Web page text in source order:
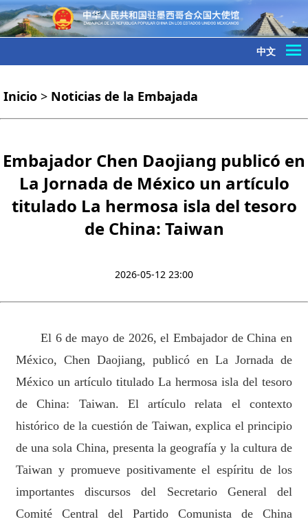
中文
Inicio > Noticias de la Embajada
Embajador Chen Daojiang publicó en
La Jornada de México un artículo
titulado La hermosa isla del tesoro
de China: Taiwan
2026-05-12 23:00
El 6 de mayo de 2026, el Embajador de China en
México, Chen Daojiang, publicó en La Jornada de
México un artículo titulado La hermosa isla del tesoro
de China: Taiwan. El artículo relata el contexto
histórico de la cuestión de Taiwan, explica el principio
de una sola China, presenta la geografía y la cultura de
Taiwan y promueve positivamente el espíritu de los
importantes discursos del Secretario General del
Comité Central del Partido Comunista de China